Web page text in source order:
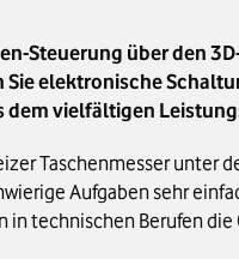
Steuerung über den
Sie elektronische
dem vielfältigen
Taschenmesser
Aufgaben sehr
in technischen Berufen